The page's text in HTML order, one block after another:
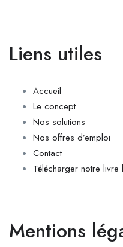
Liens utiles
Accueil
Le concept
Nos solutions
Nos offres d’emploi
Contact
Télécharger notre livre
Mentions